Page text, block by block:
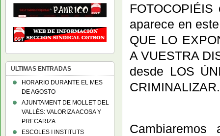
aparece en
QUE LO
A VUESTRA
desde LOS
CRIMINALIZAR.
ULTIMAS ENTRADAS
HORARIO DURANTE EL MES
DE AGOSTO
AJUNTAMENT DE MOLLET DEL
VALLÈS: VALORIZA ACOSA Y
PRECARIZA
ESCOLES I INSTITUTS